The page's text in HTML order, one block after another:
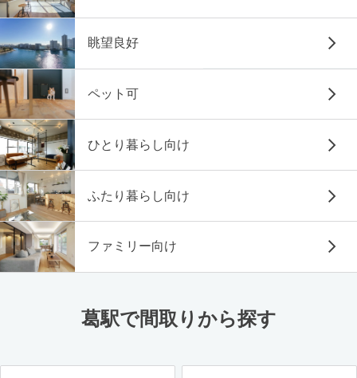
眺望良好
ペット可
ひとり暮らし向け
ふたり暮らし向け
ファミリー向け
葛駅で間取りから探す